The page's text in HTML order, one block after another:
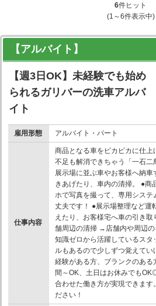
6件ヒット
(1～6件表示中)
【アルバイト】
【週3日OK】未経験でも始め
られるガリバーの洗車アルバ
イト
雇用形態 アルバイト・パート
仕事内容
商品となる車をピカピカに仕
不足も解消できちゃう「一石
展示場に並ぶ車やお客様へ納
きあげたり、車内の清掃。 ●
ホで写真を撮って、専用シス
丈夫です！ ●展示場整理など
えたり、お客様宅へ車の引き
舗周辺の清掃 →店舗内や周辺の
知識ゼロから活躍しているス
ルもあるので少しずつ覚えて
経験がある方、ブランクのあ
間～OK、土日はお休みでも
合わせた働き方が実現できます
ださい！